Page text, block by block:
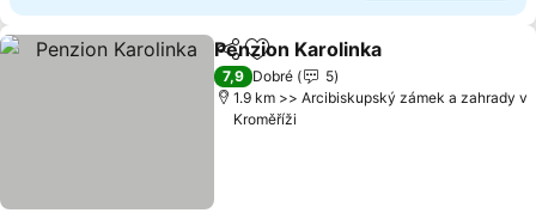
SdíletPřidat na seznam oblíbených
Penzion Karolinka
7,9 Dobré
5
1.9 km >> Arcibiskupský zámek a zahrady v
Kroměříži